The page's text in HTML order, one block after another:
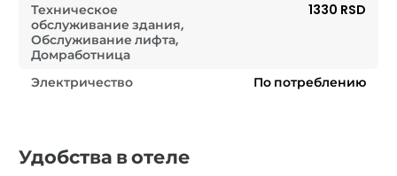
Техническое
обслуживание здания,
Обслуживание лифта,
Домработница
1330 RSD
Электричество По потреблению
Удобства в отеле